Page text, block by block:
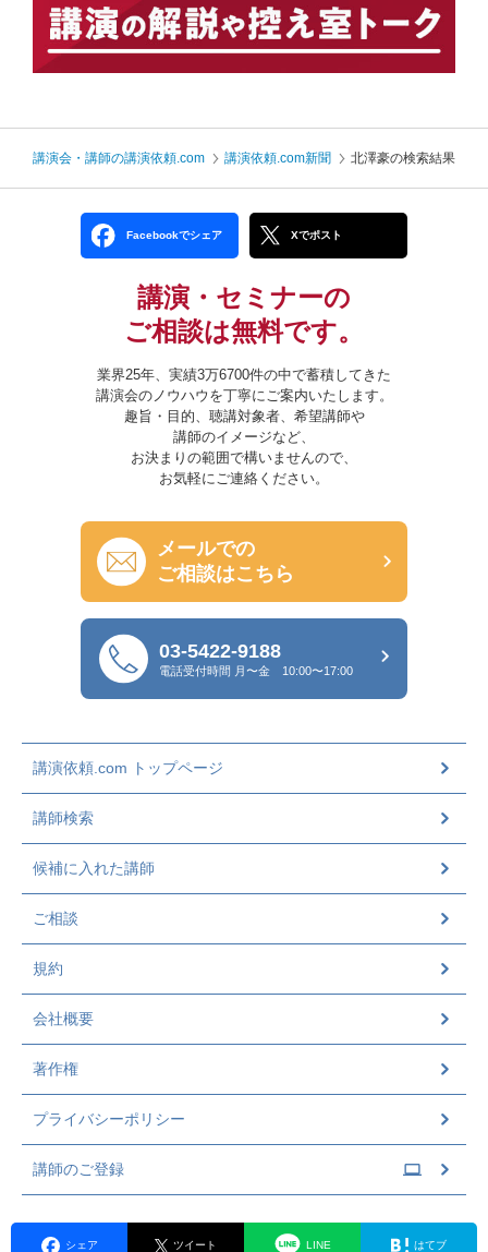
講演会・講師の講演依頼.com 講演依頼.com新聞 北澤豪の検索結果
Facebookでシェア Xでポスト
講演・セミナーの
ご相談は無料です。
業界25年、実績3万6700件の中で蓄積してきた
講演会のノウハウを丁寧にご案内いたします。
趣旨・目的、聴講対象者、希望講師や
講師のイメージなど、
お決まりの範囲で構いませんので、
お気軽にご連絡ください。
メールでの
ご相談はこちら
03-5422-9188
電話受付時間 月〜金 10:00〜17:00
講演依頼.com トップページ
講師検索
候補に入れた講師
ご相談
規約
会社概要
著作権
プライバシーポリシー
講師のご登録
シェア ツイート LINE はてブ